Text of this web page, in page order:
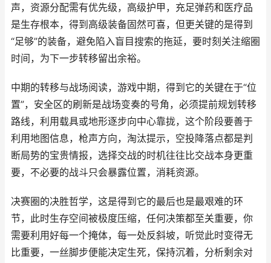
声，资源分配需有优先级，高级护甲，充足弹药和医疗品
是生存根本，得到高级装备固然可喜，但更关键的是得到
“足够”的装备，避免陷入盲目搜索的拖延，要时刻关注缩圈
时间，为下一步转移留出余裕。
中期的转移与战场阅读，游戏中期，得到它的关键在于“位
置”，安全区的刷新是战场变奏的号角，必须提前规划转移
路线，利用载具或地形逐步向中心靠拢，这个阶段要善于
利用地图信息，枪声方向，淘汰提示，空投降落点都是判
断局势的宝贵情报，选择交战的时机往往比交战本身更重
要，不必要的战斗只会暴露位置，消耗资源。
决赛圈的决胜哲学，这是得到它的最后也是最艰难的环
节，此时生存空间被极度压缩，任何决策都至关重要，你
需要利用好每一个掩体，每一处反斜坡，听觉此时变得无
比重要，一丝脚步便能决定生死，保持沉着，分析剩余对